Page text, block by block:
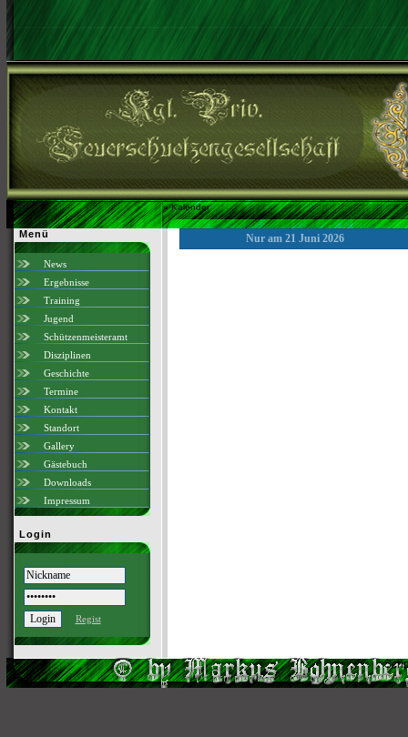
»Kalender
Menü
News
Ergebnisse
Training
Jugend
Schützenmeisteramt
Disziplinen
Geschichte
Termine
Kontakt
Standort
Gallery
Gästebuch
Downloads
Impressum
Login
Regist
Nur am 21 Juni 2026